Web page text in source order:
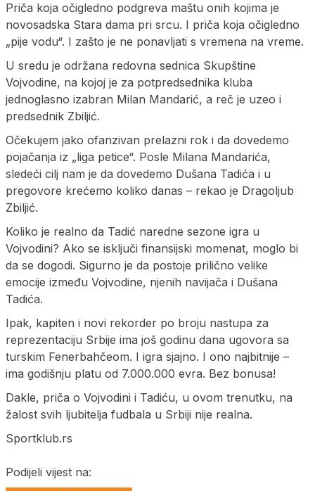
Priča koja očigledno podgreva maštu onih kojima je
novosadska Stara dama pri srcu. I priča koja očigledno
„pije vodu“. I zašto je ne ponavljati s vremena na vreme.
U sredu je održana redovna sednica Skupštine
Vojvodine, na kojoj je za potpredsednika kluba
jednoglasno izabran Milan Mandarić, a reč je uzeo i
predsednik Zbiljić.
Očekujem jako ofanzivan prelazni rok i da dovedemo
pojačanja iz „liga petice“. Posle Milana Mandarića,
sledeći cilj nam je da dovedemo Dušana Tadića i u
pregovore krećemo koliko danas – rekao je Dragoljub
Zbiljić.
Koliko je realno da Tadić naredne sezone igra u
Vojvodini? Ako se isključi finansijski momenat, moglo bi
da se dogodi. Sigurno je da postoje prilično velike
emocije između Vojvodine, njenih navijača i Dušana
Tadića.
Ipak, kapiten i novi rekorder po broju nastupa za
reprezentaciju Srbije ima još godinu dana ugovora sa
turskim Fenerbahčeom. I igra sjajno. I ono najbitnije –
ima godišnju platu od 7.000.000 evra. Bez bonusa!
Dakle, priča o Vojvodini i Tadiću, u ovom trenutku, na
žalost svih ljubitelja fudbala u Srbiji nije realna.
Sportklub.rs
Podijeli vijest na: